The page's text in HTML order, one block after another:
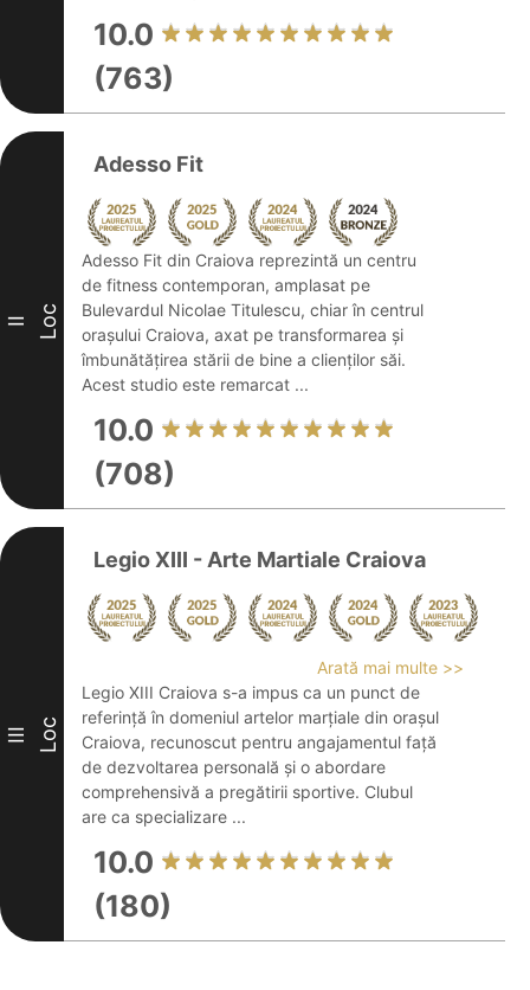
10.0
(763)
II Loc
Adesso Fit
Adesso Fit din Craiova reprezintă un centru
de fitness contemporan, amplasat pe
Bulevardul Nicolae Titulescu, chiar în centrul
orașului Craiova, axat pe transformarea și
îmbunătățirea stării de bine a clienților săi.
Acest studio este remarcat ...
10.0
(708)
III Loc
Legio XIII - Arte Martiale Craiova
Arată mai multe >>
Legio XIII Craiova s-a impus ca un punct de
referință în domeniul artelor marțiale din orașul
Craiova, recunoscut pentru angajamentul față
de dezvoltarea personală și o abordare
comprehensivă a pregătirii sportive. Clubul
are ca specializare ...
10.0
(180)